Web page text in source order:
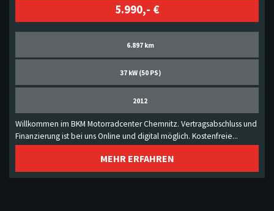
5.990,- €
6.897 km
37 kW (50 PS)
2012
Willkommen im BKM Motorradcenter Chemnitz. Vertragsabschluss und
Finanzierung ist bei uns Online und digital möglich. Kostenfreie...
MEHR ERFAHREN